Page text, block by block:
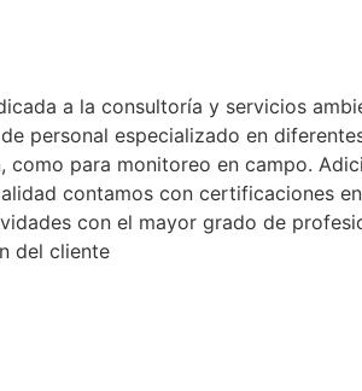
a la consultoría y servicios
personal especializado en
para monitoreo en campo.
contamos con certificaciones en
con el mayor grado de
del cliente